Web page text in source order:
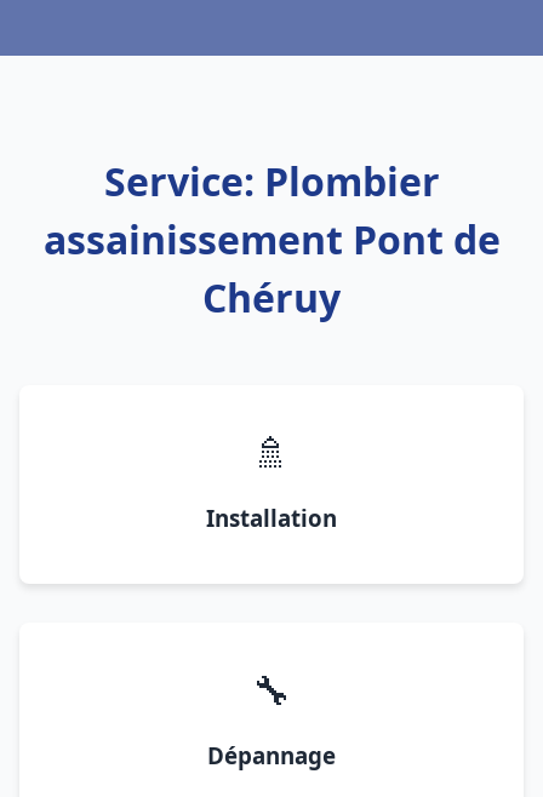
Service: Plombier
assainissement Pont de
Chéruy
🚿
Installation
🔧
Dépannage